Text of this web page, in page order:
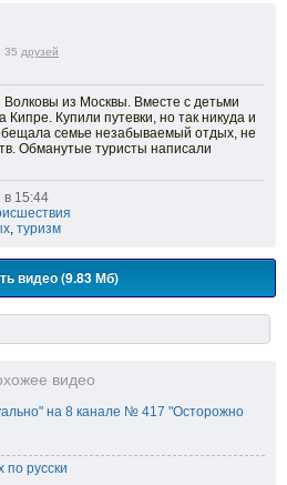
35 друзей
Волковы из Москвы. Вместе с детьми
Купили путевки, но так никуда и
семье незабываемый отдых, не
Обманутые туристы написали
в 15:44
туризм
видео (9.83 Мб)
видео
на 8 канале № 417 "Осторожно
русски